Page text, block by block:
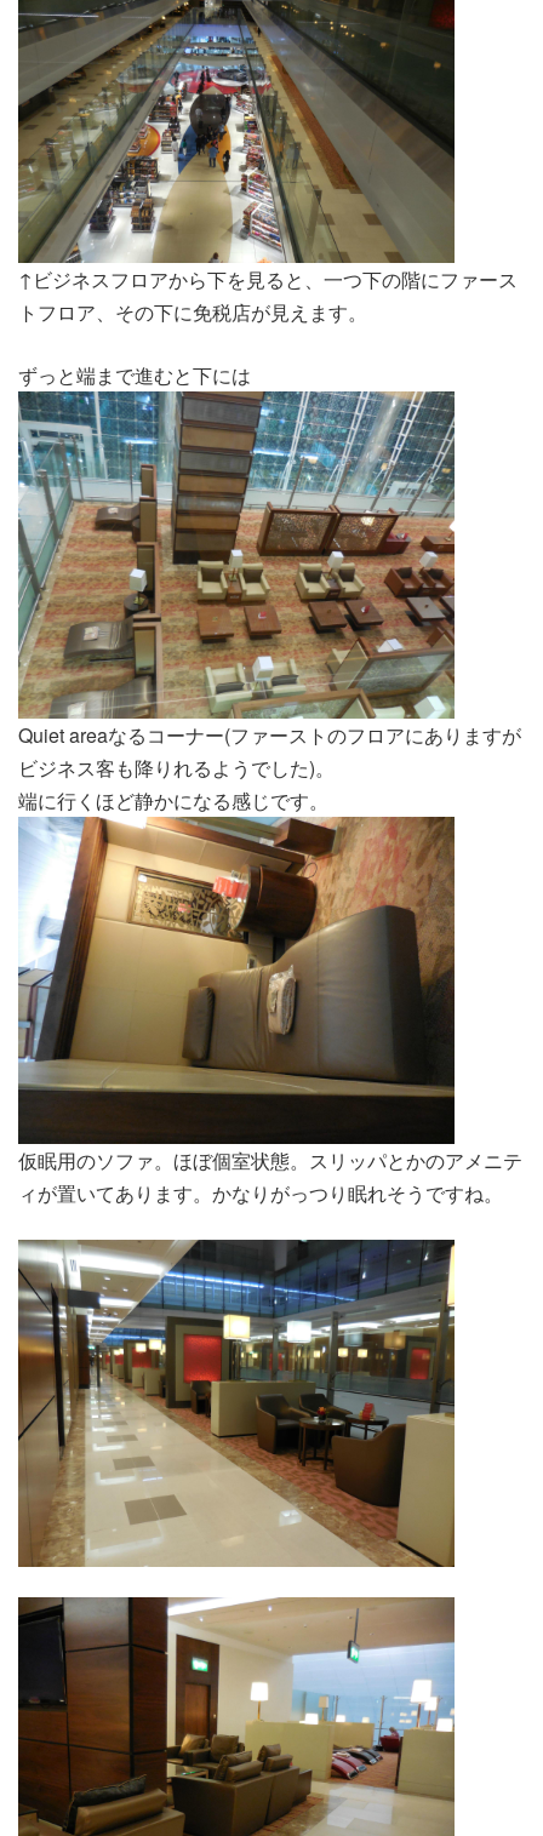
↑ビジネスフロアから下を見ると、一つ下の階にファース
トフロア、その下に免税店が見えます。
ずっと端まで進むと下には
Quiet areaなるコーナー(ファーストのフロアにありますが
ビジネス客も降りれるようでした)。
端に行くほど静かになる感じです。
仮眠用のソファ。ほぼ個室状態。スリッパとかのアメニテ
ィが置いてあります。かなりがっつり眠れそうですね。